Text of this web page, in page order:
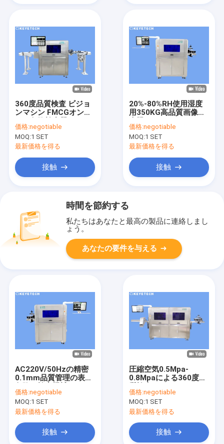
360度品質検査 ビジョ
ンマシン FMCGオンラ
価格:negotiable
MOQ:1 SET
最新価格を得る
接触
20%-80%RH使用湿度
用350KG高品質画像検
価格:negotiable
MOQ:1 SET
最新価格を得る
接触
時間を節約する
私たちはあなたと最高の製品に連絡しまし
ょう。
あなたの要件を与える
AC220V/50Hzの精密
0.1mm品質管理の表面
価格:negotiable
MOQ:1 SET
最新価格を得る
接触
圧縮空気0.5Mpa-
0.8Mpaによる360度品
価格:negotiable
MOQ:1 SET
最新価格を得る
接触